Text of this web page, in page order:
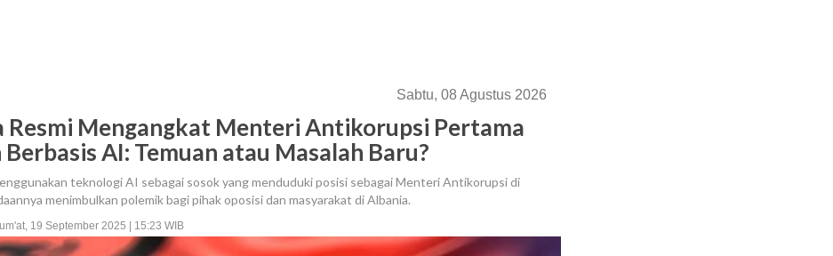
Sabtu, 08 Agustus 2026
Resmi Mengangkat Menteri Antikorupsi Pertama
Berbasis AI: Temuan atau Masalah Baru?
teknologi AI sebagai sosok yang menduduki posisi sebagai Menteri Antikorupsi di
menimbulkan polemik bagi pihak oposisi dan masyarakat di Albania.
19 September 2025 | 15:23 WIB